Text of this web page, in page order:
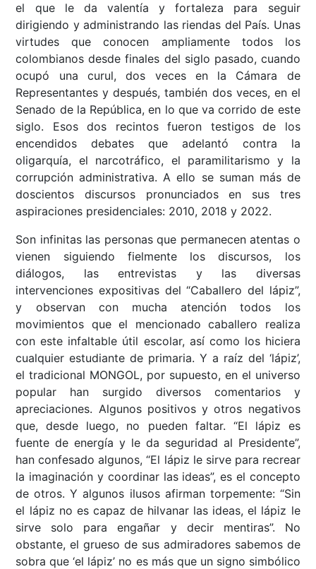
el que le da valentía y fortaleza para seguir
dirigiendo y administrando las riendas del País. Unas
virtudes que conocen ampliamente todos los
colombianos desde finales del siglo pasado, cuando
ocupó una curul, dos veces en la Cámara de
Representantes y después, también dos veces, en el
Senado de la República, en lo que va corrido de este
siglo. Esos dos recintos fueron testigos de los
encendidos debates que adelantó contra la
oligarquía, el narcotráfico, el paramilitarismo y la
corrupción administrativa. A ello se suman más de
doscientos discursos pronunciados en sus tres
aspiraciones presidenciales: 2010, 2018 y 2022.
Son infinitas las personas que permanecen atentas o
vienen siguiendo fielmente los discursos, los
diálogos, las entrevistas y las diversas
intervenciones expositivas del “Caballero del lápiz”,
y observan con mucha atención todos los
movimientos que el mencionado caballero realiza
con este infaltable útil escolar, así como los hiciera
cualquier estudiante de primaria. Y a raíz del ‘lápiz’,
el tradicional MONGOL, por supuesto, en el universo
popular han surgido diversos comentarios y
apreciaciones. Algunos positivos y otros negativos
que, desde luego, no pueden faltar. “El lápiz es
fuente de energía y le da seguridad al Presidente”,
han confesado algunos, “El lápiz le sirve para recrear
la imaginación y coordinar las ideas”, es el concepto
de otros. Y algunos ilusos afirman torpemente: “Sin
el lápiz no es capaz de hilvanar las ideas, el lápiz le
sirve solo para engañar y decir mentiras”. No
obstante, el grueso de sus admiradores sabemos de
sobra que ‘el lápiz’ no es más que un signo simbólico